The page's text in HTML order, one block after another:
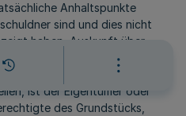
Anhaltspunkte
sind und dies nicht
haben, Auskunft über
verlangen. Kann die
den Inhaber einer
ist der Eigentümer oder
des Grundstücks,